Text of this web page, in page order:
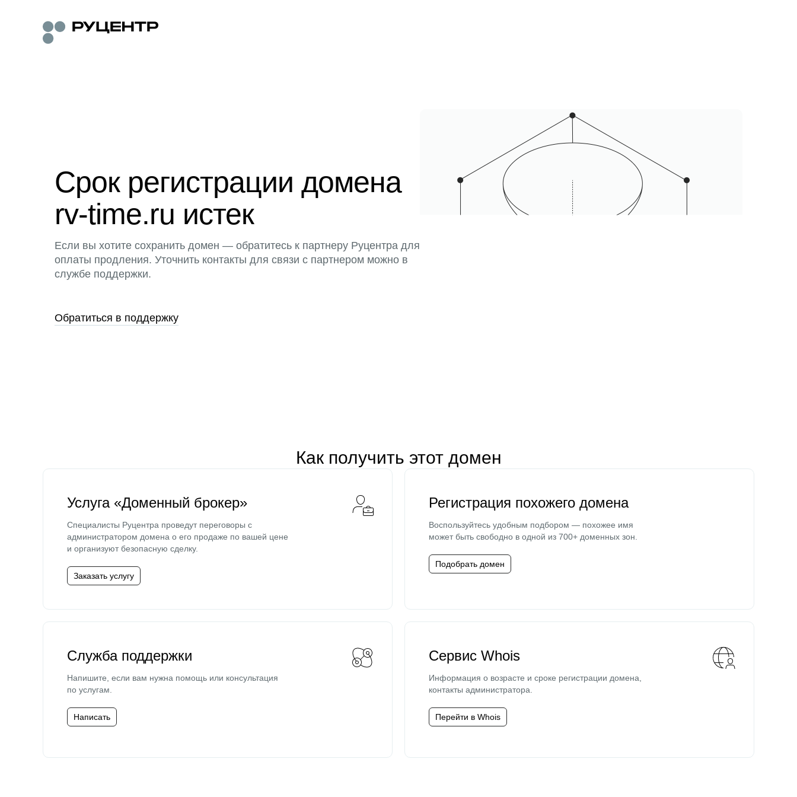
Срок регистрации домена
rv-time.ru истек
Если вы хотите сохранить домен — обратитесь к партнеру Руцентра для
оплаты продления. Уточнить контакты для связи с партнером можно в
службе поддержки.
Обратиться в поддержку
Как получить этот домен
Услуга «Доменный брокер»
Специалисты Руцентра проведут переговоры с
администратором домена о его продаже по вашей цене
и организуют безопасную сделку.
Заказать услугу
Регистрация похожего домена
Воспользуйтесь удобным подбором — похожее имя
может быть свободно в одной из 700+ доменных зон.
Подобрать домен
Служба поддержки
Напишите, если вам нужна помощь или консультация
по услугам.
Написать
Сервис Whois
Информация о возрасте и сроке регистрации домена,
контакты администратора.
Перейти в Whois